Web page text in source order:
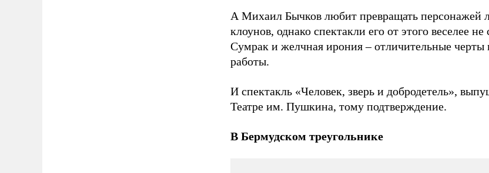
А Михаил Бычков любит превращать персонажей
клоунов, однако спектакли его от этого веселее не
Сумрак и желчная ирония – отличительные черты
работы.
И спектакль «Человек, зверь и добродетель»,
Театре им. Пушкина, тому подтверждение.
В Бермудском треугольнике